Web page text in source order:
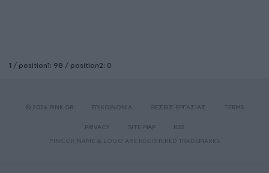
1 / position1: 98 / position2: 0
© 2026 PINK.GR ΕΠΙΚΟΙΝΩΝΙΑ ΘΕΣΕΙΣ ΕΡΓΑΣΙΑΣ TERMS
PRIVACY SITE MAP
RSS
PINK.GR NAME & LOGO ARE REGISTERED TRADEMARKS